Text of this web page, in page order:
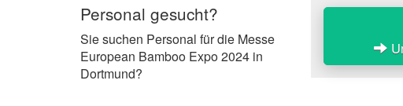
Personal gesucht?
Sie suchen Personal für die Messe
European Bamboo Expo 2024 in
Dortmund?